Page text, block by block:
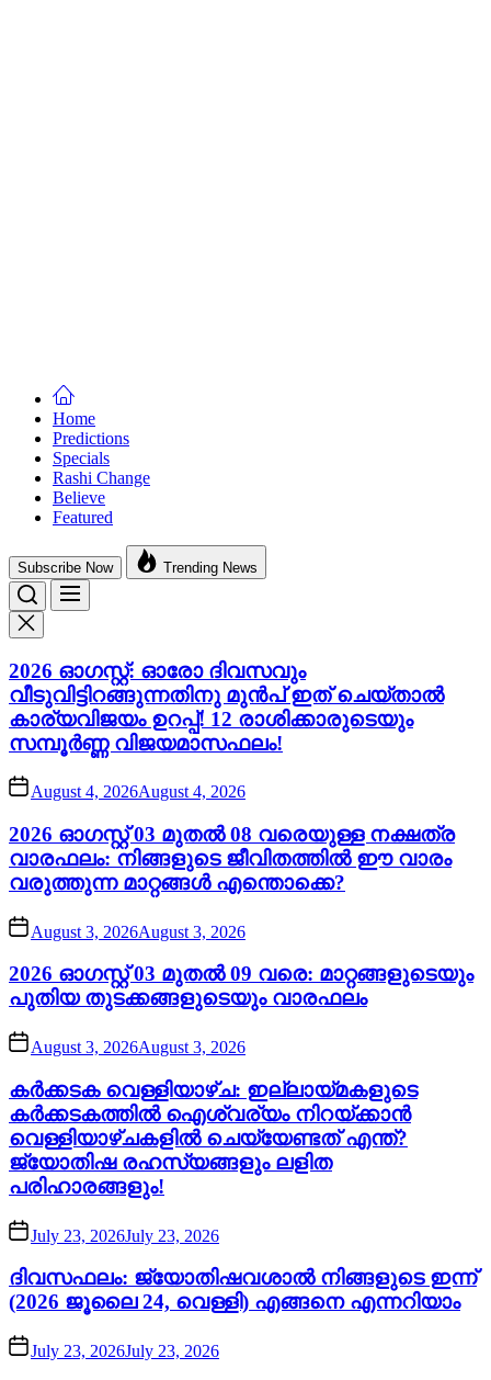
Home
Predictions
Specials
Rashi Change
Believe
Featured
Subscribe Now Trending News
2026 ഓഗസ്റ്റ്: ഓരോ ദിവസവും
വീടുവിട്ടിറങ്ങുന്നതിനു മുൻപ് ഇത് ചെയ്താൽ
കാര്യവിജയം ഉറപ്പ്! 12 രാശിക്കാരുടെയും
സമ്പൂർണ്ണ വിജയമാസഫലം!
August 4, 2026August 4, 2026
2026 ഓഗസ്റ്റ് 03 മുതൽ 08 വരെയുള്ള നക്ഷത്ര
വാരഫലം: നിങ്ങളുടെ ജീവിതത്തിൽ ഈ വാരം
വരുത്തുന്ന മാറ്റങ്ങൾ എന്തൊക്കെ?
August 3, 2026August 3, 2026
2026 ഓഗസ്റ്റ് 03 മുതൽ 09 വരെ: മാറ്റങ്ങളുടെയും
പുതിയ തുടക്കങ്ങളുടെയും വാരഫലം
August 3, 2026August 3, 2026
കർക്കടക വെള്ളിയാഴ്ച: ഇല്ലായ്മകളുടെ
കർക്കടകത്തിൽ ഐശ്വര്യം നിറയ്ക്കാൻ
വെള്ളിയാഴ്ചകളിൽ ചെയ്യേണ്ടത് എന്ത്?
ജ്യോതിഷ രഹസ്യങ്ങളും ലളിത
പരിഹാരങ്ങളും!
July 23, 2026July 23, 2026
ദിവസഫലം: ജ്യോതിഷവശാൽ നിങ്ങളുടെ ഇന്ന്‌
(2026 ജൂലൈ 24, വെള്ളി) എങ്ങനെ എന്നറിയാം
July 23, 2026July 23, 2026